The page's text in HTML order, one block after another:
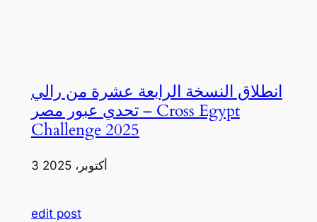
انطلاق النسخة الرابعة عشرة من رالي
تحدي عبور مصر – Cross Egypt
Challenge 2025
3 أكتوبر، 2025
edit post